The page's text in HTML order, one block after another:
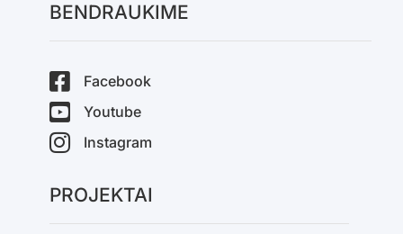
BENDRAUKIME
Facebook
Youtube
Instagram
PROJEKTAI